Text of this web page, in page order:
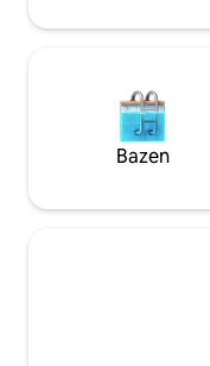
Bazen